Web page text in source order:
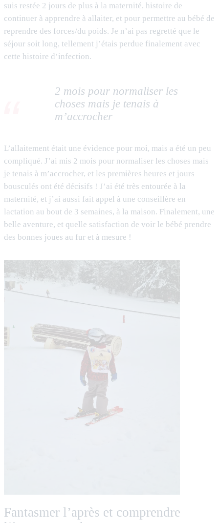
suis restée 2 jours de plus à la maternité, histoire de
continuer à apprendre à allaiter, et pour permettre au bébé de
reprendre des forces/du poids. Je n’ai pas regretté que le
séjour soit long, tellement j’étais perdue finalement avec
cette histoire d’infection.
2 mois pour normaliser les
choses mais je tenais à
m’accrocher
L’allaitement était une évidence pour moi, mais a été un peu
compliqué. J’ai mis 2 mois pour normaliser les choses mais
je tenais à m’accrocher, et les premières heures et jours
bousculés ont été décisifs ! J’ai été très entourée à la
maternité, et j’ai aussi fait appel à une conseillère en
lactation au bout de 3 semaines, à la maison. Finalement, une
belle aventure, et quelle satisfaction de voir le bébé prendre
des bonnes joues au fur et à mesure !
Fantasmer l’après et comprendre